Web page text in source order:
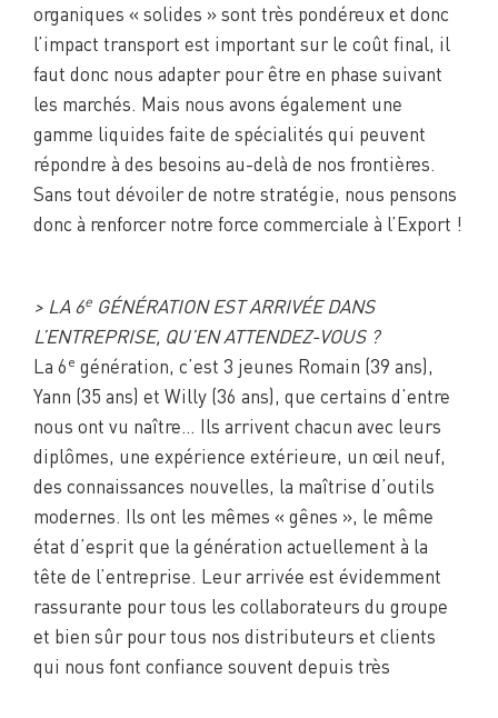
organiques « solides » sont très pondéreux et donc
l’impact transport est important sur le coût final, il
faut donc nous adapter pour être en phase suivant
les marchés. Mais nous avons également une
gamme liquides faite de spécialités qui peuvent
répondre à des besoins au-delà de nos frontières.
Sans tout dévoiler de notre stratégie, nous pensons
donc à renforcer notre force commerciale à l’Export !
> LA 6e GÉNÉRATION EST ARRIVÉE DANS
L’ENTREPRISE, QU’EN ATTENDEZ-VOUS ?
La 6e génération, c’est 3 jeunes Romain (39 ans),
Yann (35 ans) et Willy (36 ans), que certains d’entre
nous ont vu naître… Ils arrivent chacun avec leurs
diplômes, une expérience extérieure, un œil neuf,
des connaissances nouvelles, la maîtrise d’outils
modernes. Ils ont les mêmes « gênes », le même
état d’esprit que la génération actuellement à la
tête de l’entreprise. Leur arrivée est évidemment
rassurante pour tous les collaborateurs du groupe
et bien sûr pour tous nos distributeurs et clients
qui nous font confiance souvent depuis très